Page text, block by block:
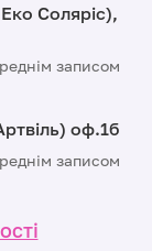
Соляріс),
записом
оф.1б
записом